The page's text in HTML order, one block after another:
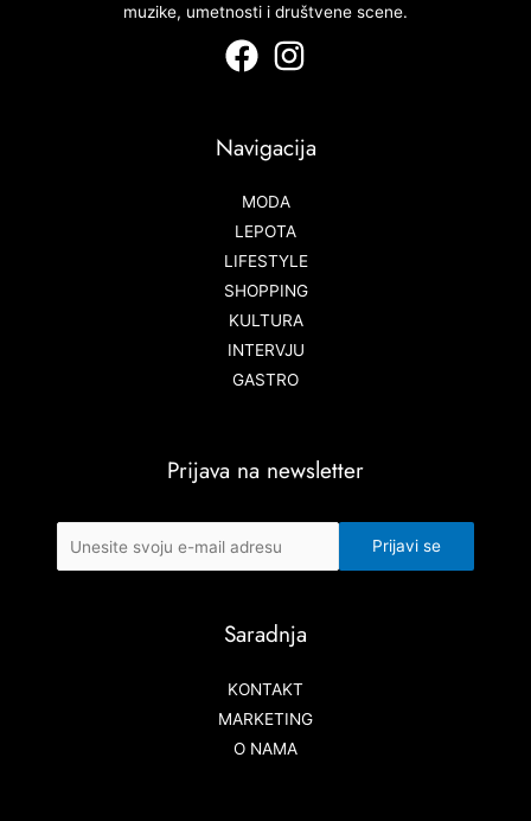
muzike, umetnosti i društvene scene.
Navigacija
MODA
LEPOTA
LIFESTYLE
SHOPPING
KULTURA
INTERVJU
GASTRO
Prijava na newsletter
Saradnja
KONTAKT
MARKETING
O NAMA